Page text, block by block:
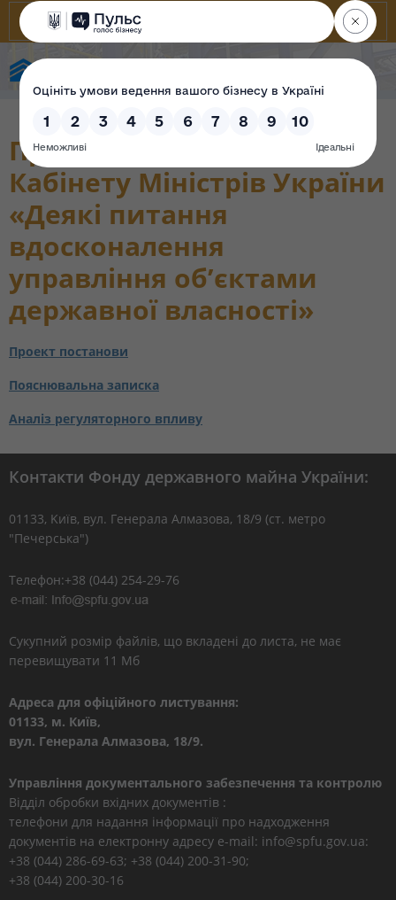
Проект постанови
Кабінету Міністрів України
«Деякі питання
вдосконалення
управління об’єктами
державної власності»
Проект постанови
Пояснювальна записка
Аналіз регуляторного впливу
Контакти Фонду державного майна України:
01133, Kиїв, вул. Генерала Алмазова, 18/9 (ст. метро
"Печерська")
Телефон:+38 (044) 254-29-76
Сукупний розмір файлів, що вкладені до листа, не має
перевищувати 11 Мб
Адреса для офіційного листування:
01133, м. Київ,
вул. Генерала Алмазова, 18/9.
Управління документального забезпечення та контролю
Відділ обробки вхідних документів :
телефони для надання інформації про надходження
документів на електронну адресу e-mail: info@spfu.gov.ua:
+38 (044) 286-69-63; +38 (044) 200-31-90;
+38 (044) 200-30-16